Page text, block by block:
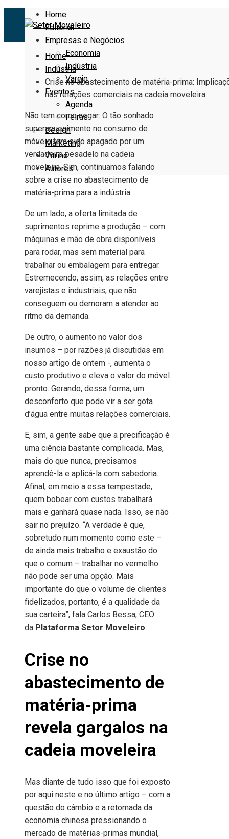
Home
Editorial
Empresas e Negócios
Economia
Indústria
Varejo
Eventos
Agenda
Feiras
Design
Marketing
Vitrine
Autores
Home
Indústria
Crise no abastecimento de matéria-prima:
nas relações comerciais na cadeia moveleira
Não tem como negar: O tão sonhado
superaquecimento no consumo de
móveis tem sido apagado por um
verdadeiro pesadelo na cadeia
moveleira. Sim, continuamos falando
sobre a crise no abastecimento de
matéria-prima para a indústria.
De um lado, a oferta limitada de
suprimentos reprime a produção – com
máquinas e mão de obra disponíveis
para rodar, mas sem material para
trabalhar ou embalagem para entregar.
Estremecendo, assim, as relações entre
varejistas e industriais, que não
conseguem ou demoram a atender ao
ritmo da demanda.
De outro, o aumento no valor dos
insumos – por razões já discutidas em
nosso artigo de ontem -, aumenta o
custo produtivo e eleva o valor do móvel
pronto. Gerando, dessa forma, um
desconforto que pode vir a ser gota
d’água entre muitas relações comerciais.
E, sim, a gente sabe que a precificação é
uma ciência bastante complicada. Mas,
mais do que nunca, precisamos
aprendê-la e aplicá-la com sabedoria.
Afinal, em meio a essa tempestade,
quem bobear com custos trabalhará
mais e ganhará quase nada. Isso, se não
sair no prejuízo. “A verdade é que,
sobretudo num momento como este –
de ainda mais trabalho e exaustão do
que o comum – trabalhar no vermelho
não pode ser uma opção. Mais
importante do que o volume de clientes
fidelizados, portanto, é a qualidade da
sua carteira”, fala Carlos Bessa, CEO
da Plataforma Setor Moveleiro.
Crise no
abastecimento de
matéria-prima
revela gargalos na
cadeia moveleira
Mas diante de tudo isso que foi exposto
por aqui neste e no último artigo – com a
questão do câmbio e a retomada da
economia chinesa pressionando o
mercado de matérias-primas mundial,